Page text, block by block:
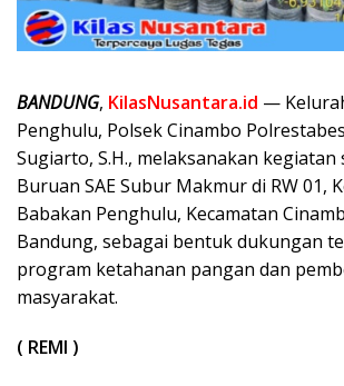
BANDUNG, KilasNusantara.id —
Penghulu, Polsek Cinambo
Sugiarto, S.H., melaksanakan kegiatan
Buruan SAE Subur Makmur di RW 01,
Babakan Penghulu, Kecamatan
Bandung, sebagai bentuk dukungan
program ketahanan pangan dan
masyarakat.
( REMI )